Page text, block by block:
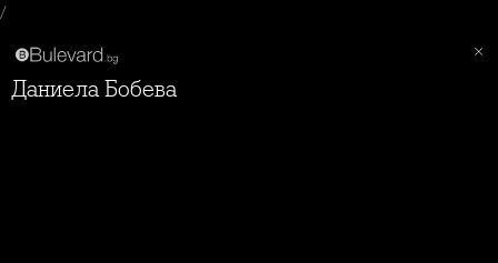
/
Даниела Бобева